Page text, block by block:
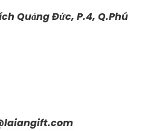
Quảng Đức, P.4, Q.Phú